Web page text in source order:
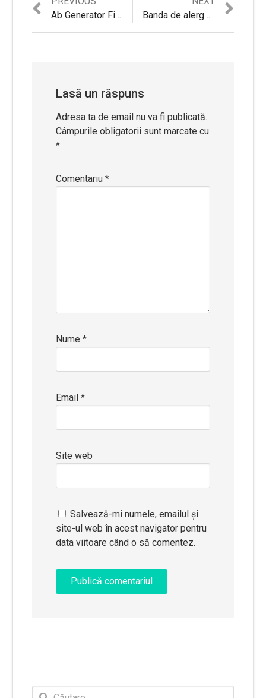
Navigare
post:
Ab Generator Fittronic AB101, reglarea intensitatii exectiului, 4 functii afisate de display, pliabil
post:
Banda de alergare electrica Energy Fit MT05K, ecran LCD luminat albastru, putere maxima motor 2.5cp, 12 programe presetate,greutate maxima admisa 110kg
Lasă un răspuns
Adresa ta de email nu va fi publicată.
Câmpurile obligatorii sunt marcate cu
*
Comentariu*
Nume*
Email*
Site web
Salvează-mi numele, emailul și
site-ul web în acest navigator pentru
data viitoare când o să comentez.
Caută